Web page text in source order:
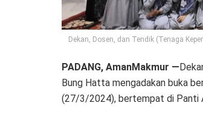
Dekan, Dosen, dan Tendik (Tenaga
PADANG, AmanMakmur —
Bung Hatta mengadakan buka
(27/3/2024), bertempat di Panti